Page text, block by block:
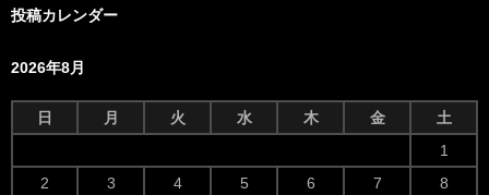
投稿カレンダー
2026年8月
日 月 火 水 木 金
土
1
2
3 4 5 6 7
8